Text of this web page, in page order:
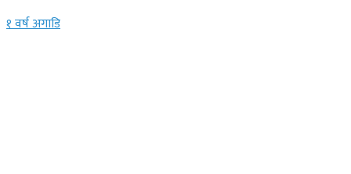
१ वर्ष अगाडि